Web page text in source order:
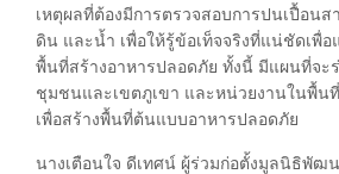
เหตุผลที่ต้องมีการตรวจสอบการปนเปื้อนส
ดิน และน้ำ เพื่อให้รู้ข้อเท็จจริงที่แน่ชัดเพื่
พื้นที่สร้างอาหารปลอดภัย ทั้งนี้ มีแผนที่จ
ชุมชนและเขตภูเขา และหน่วยงานในพื้นที่
เพื่อสร้างพื้นที่ต้นแบบอาหารปลอดภัย
นางเตือนใจ ดีเทศน์ ผู้ร่วมก่อตั้งมูลนิธิพัฒ